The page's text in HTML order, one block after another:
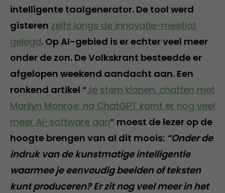
intelligente taalgenerator. De tool werd
gisteren zelfs langs de innovatie-meetlat
gelegd. Op AI-gebied is er echter veel meer
onder de zon. De Volkskrant besteedde er
afgelopen weekend aandacht aan. Een
ronkend artikel “Je stem klonen, chatten met
Marilyn Monroe: na ChatGPT komt er nog veel
meer AI-software aan” moest de lezer op de
hoogte brengen van al dit moois: “Onder de
indruk van de kunstmatige intelligentie
waarmee je eenvoudig beelden of teksten
kunt produceren? Er zit nog veel meer in het